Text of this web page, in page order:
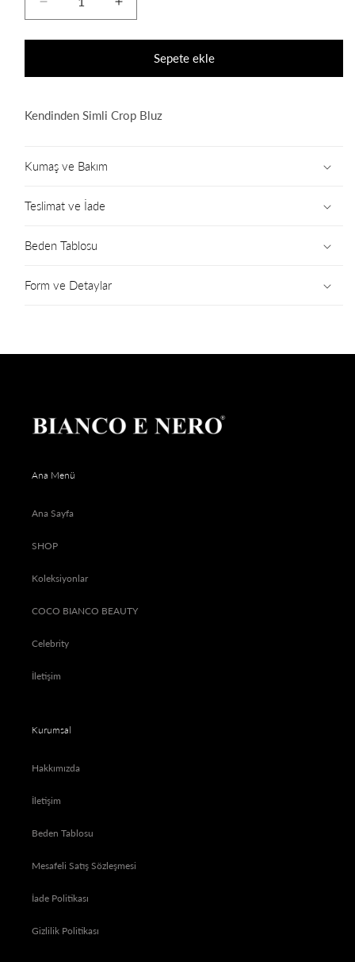
Blouse
için
azaltın
Mojo
Blouse
için
artırın
Sepete ekle
Kendinden Simli Crop Bluz
Kumaş ve Bakım
Teslimat ve İade
Beden Tablosu
Form ve Detaylar
Ana Menü
Ana Sayfa
SHOP
Koleksiyonlar
COCO BIANCO BEAUTY
Celebrity
İletişim
Kurumsal
Hakkımızda
İletişim
Beden Tablosu
Mesafeli Satış Sözleşmesi
İade Politikası
Gizlilik Politikası